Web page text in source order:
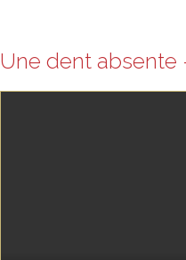
Une dent absente